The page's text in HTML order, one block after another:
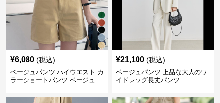
¥6,080 (税込)
ベージュパンツ ハイウエスト カ
ラーショートパンツ ベージュ
¥21,100 (税込)
ベージュパンツ 上品な大人のワ
イドレッグ長丈パンツ